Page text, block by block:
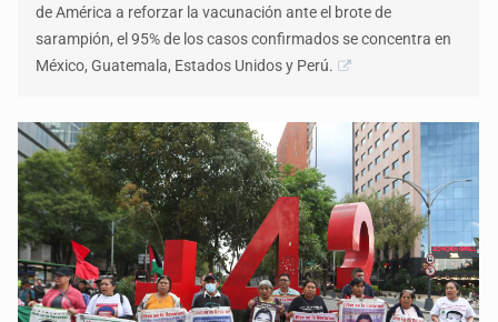
de América a reforzar la vacunación ante el brote de
sarampión, el 95% de los casos confirmados se concentra en
México, Guatemala, Estados Unidos y Perú.